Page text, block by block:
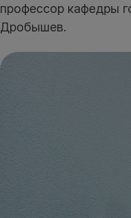
профессор кафедры
Дробышев.